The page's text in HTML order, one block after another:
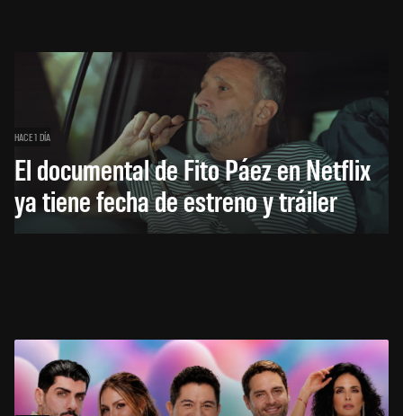
HACE 1 DÍA
El documental de Fito Páez en Netflix
ya tiene fecha de estreno y tráiler